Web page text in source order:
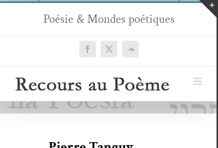
Passer
contenu
Poésie & Mondes poétiques
Facebook
X SoundCloud